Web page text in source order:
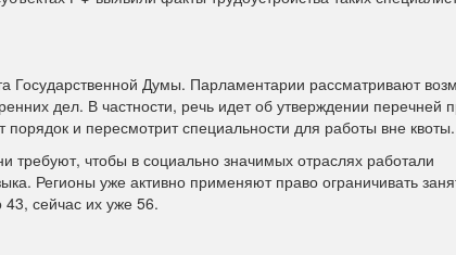
Думы. Парламентарии рассматривают
дел. В частности, речь идет об утверждении перечней
и пересмотрит специальности для работы вне квоты.
требуют, чтобы в социально значимых отраслях работали
Регионы уже активно применяют право ограничивать
43, сейчас их уже 56.